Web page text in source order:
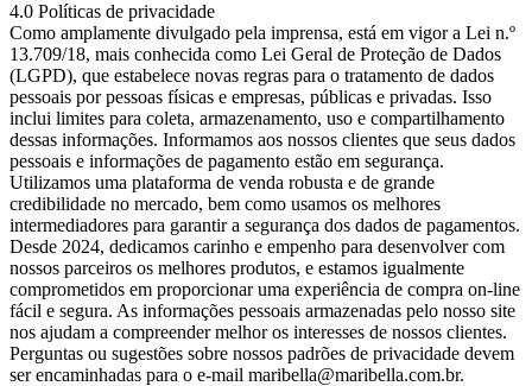
4.0 Políticas de privacidade
Como amplamente divulgado pela imprensa, está em vigor a Lei n.º
13.709/18, mais conhecida como Lei Geral de Proteção de Dados
(LGPD), que estabelece novas regras para o tratamento de dados
pessoais por pessoas físicas e empresas, públicas e privadas. Isso
inclui limites para coleta, armazenamento, uso e compartilhamento
dessas informações. Informamos aos nossos clientes que seus dados
pessoais e informações de pagamento estão em segurança.
Utilizamos uma plataforma de venda robusta e de grande
credibilidade no mercado, bem como usamos os melhores
intermediadores para garantir a segurança dos dados de pagamentos.
Desde 2024, dedicamos carinho e empenho para desenvolver com
nossos parceiros os melhores produtos, e estamos igualmente
comprometidos em proporcionar uma experiência de compra on-line
fácil e segura. As informações pessoais armazenadas pelo nosso site
nos ajudam a compreender melhor os interesses de nossos clientes.
Perguntas ou sugestões sobre nossos padrões de privacidade devem
ser encaminhadas para o e-mail maribella@maribella.com.br.